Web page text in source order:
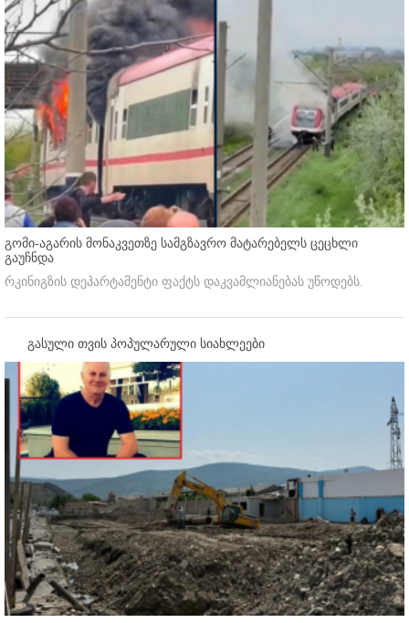
გომი-აგარის მონაკვეთზე სამგზავრო მატარებელს ცეცხლი
გაუჩნდა
რკინიგზის დეპარტამენტი ფაქტს დაკვამლიანებას უწოდებს.
გასული თვის პოპულარული სიახლეები